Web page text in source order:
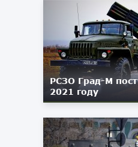
РСЗО Град-М
2021 году